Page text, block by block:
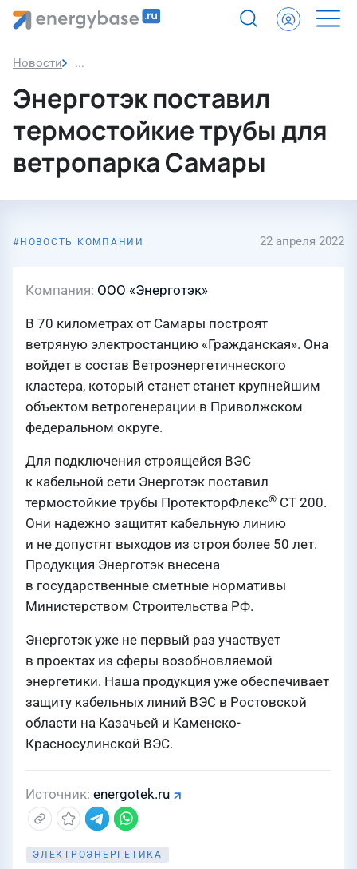
Новости Энерготэк поставил термостойкие трубы для
Энерготэк поставил
термостойкие трубы для
ветропарка Самары
НОВОСТЬ КОМПАНИИ 22 апреля 2022
Компания ООО «Энерготэк»
В 70 километрах от Самары построят
ветряную электростанцию «Гражданская». Она
войдет в состав Ветроэнергетичнеского
кластера, который станет станет крупнейшим
объектом ветрогенерации в Приволжском
федеральном округе.
Для подключения строящейся ВЭС
к кабельной сети Энерготэк поставил
термостойкие трубы ПротекторФлекс® СТ 200.
Они надежно защитят кабельную линию
и не допустят выходов из строя более 50 лет.
Продукция Энерготэк внесена
в государственные сметные нормативы
Министерством Строительства РФ.
Энерготэк уже не первый раз участвует
в проектах из сферы возобновляемой
энергетики. Наша продукция уже обеспечивает
защиту кабельных линий ВЭС в Ростовской
области на Казачьей и Каменско-
Красносулинской ВЭС.
Источник energotek.ru
ЭЛЕКТРОЭНЕРГЕТИКА